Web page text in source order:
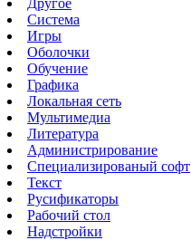
Система
Игры
Оболочки
Обучение
Графика
Локальная сеть
Мультимедиа
Литература
Администрирование
Специализированый софт
Текст
Русификаторы
Рабочий стол
Надстройки